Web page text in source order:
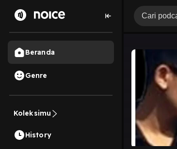
Beranda
Genre
Koleksimu
History